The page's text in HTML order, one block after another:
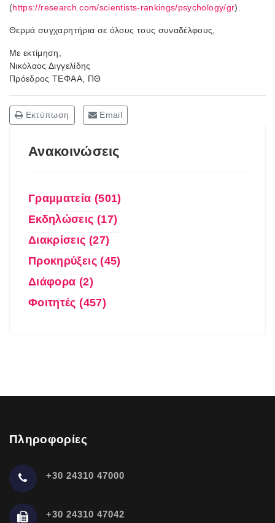
(https://research.com/scientists-rankings/psychology/gr).
Θερμά συγχαρητήρια σε όλους τους συναδέλφους,
Με εκτίμηση,
Νικόλαος Διγγελίδης
Πρόεδρος ΤΕΦΑΑ, ΠΘ
Εκτύπωση Email
Ανακοινώσεις
Γραμματεία (501)
Εκδηλώσεις (17)
Διακρίσεις (27)
Προκηρύξεις (45)
Διάφορα (2)
Φοιτητές (457)
Πληροφορίες
+30 24310 47000
+30 24310 47042